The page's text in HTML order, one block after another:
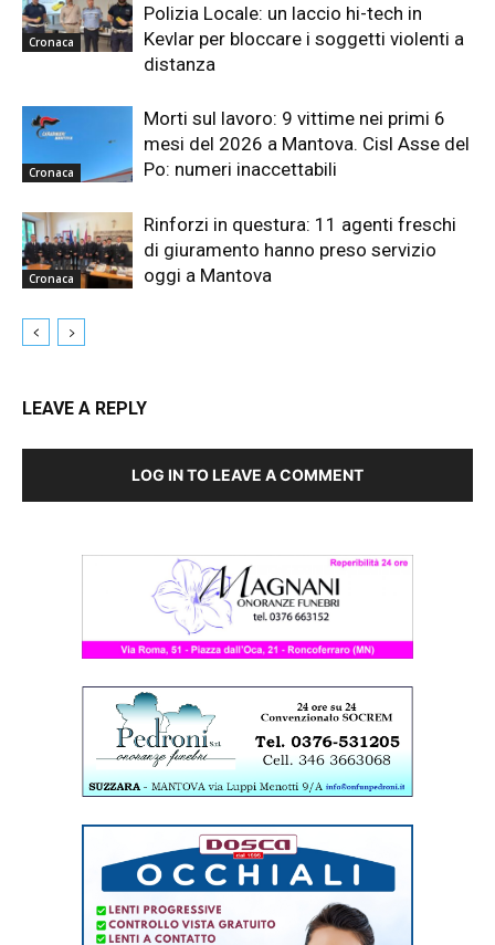
Cronaca
Polizia Locale: un laccio hi-tech in
Kevlar per bloccare i soggetti violenti a
distanza
Cronaca
Morti sul lavoro: 9 vittime nei primi 6
mesi del 2026 a Mantova. Cisl Asse del
Po: numeri inaccettabili
Cronaca
Rinforzi in questura: 11 agenti freschi
di giuramento hanno preso servizio
oggi a Mantova
LEAVE A REPLY
LOG IN TO LEAVE A COMMENT